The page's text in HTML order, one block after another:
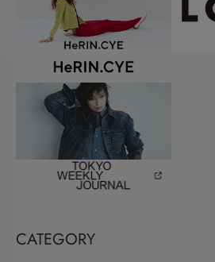
CATEGORY